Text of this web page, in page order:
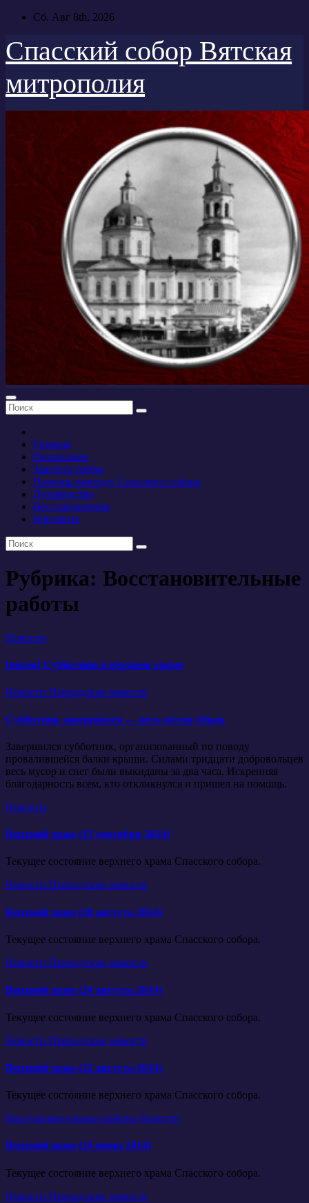
Перейти
содержимому
Сб. Авг 8th, 2026
Спасский собор Вятская
митрополия
Главная
Расписание
Заказать требы
Помощь приходу Спасского собора
Духовенство
Восстановление
Контакты
Рубрика: Восстановительные
работы
Новости
[видео] Субботник в верхнем храме
Новости Приходские новости
Субботник завершился — весь мусор убран
Завершился субботник, организованный по поводу
провалившейся балки крыши. Силами тридцати добровольцев
весь мусор и снег были выкиданы за два часа. Искренняя
благодарность всем, кто откликнулся и пришел на помощь.
Новости
Верхний храм (13 сентября 2014)
Текущее состояние верхнего храма Спасского собора.
Новости Приходские новости
Верхний храм (28 августа 2014)
Текущее состояние верхнего храма Спасского собора.
Новости Приходские новости
Верхний храм (24 августа 2014)
Текущее состояние верхнего храма Спасского собора.
Новости Приходские новости
Верхний храм (22 августа 2014)
Текущее состояние верхнего храма Спасского собора.
Восстановительные работы Новости
Верхний храм (24 июня 2014)
Текущее состояние верхнего храма Спасского собора.
Новости Приходские новости